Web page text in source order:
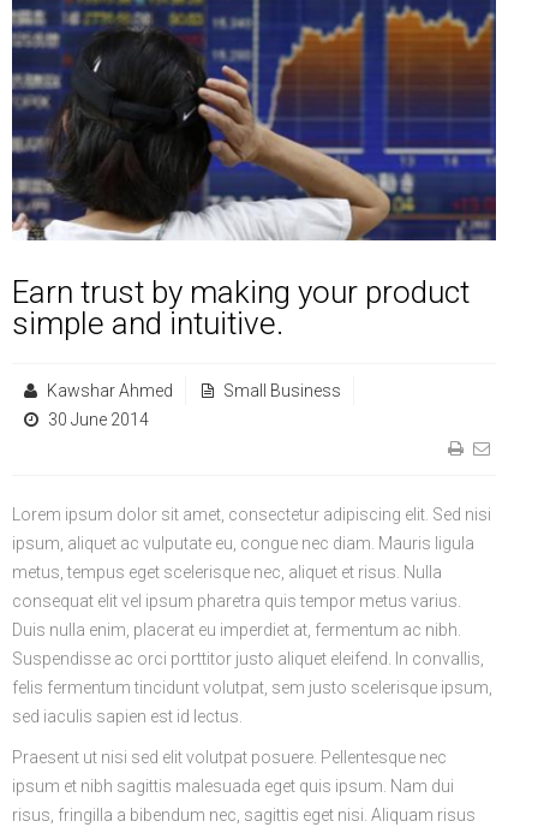
Get Involved
Events Center
Entertainment
Cricket
Economics
Advertisement
Baseball
Baseball
Hockey
Pool
Market
Economy
Energy
Small Business
Life Style
The Star
Plushub
Shout
Earn trust by making your product
simple and intuitive.
Kawshar Ahmed
Small Business
30 June 2014
Lorem ipsum dolor sit amet, consectetur adipiscing elit. Sed nisi
ipsum, aliquet ac vulputate eu, congue nec diam. Mauris ligula
metus, tempus eget scelerisque nec, aliquet et risus. Nulla
consequat elit vel ipsum pharetra quis tempor metus varius.
Duis nulla enim, placerat eu imperdiet at, fermentum ac nibh.
Suspendisse ac orci porttitor justo aliquet eleifend. In convallis,
felis fermentum tincidunt volutpat, sem justo scelerisque ipsum,
sed iaculis sapien est id lectus.
Praesent ut nisi sed elit volutpat posuere. Pellentesque nec
ipsum et nibh sagittis malesuada eget quis ipsum. Nam dui
risus, fringilla a bibendum nec, sagittis eget nisi. Aliquam risus